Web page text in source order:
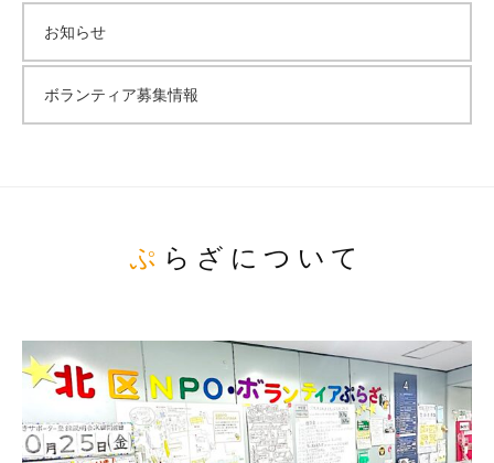
お知らせ
ボランティア募集情報
ぷらざについて